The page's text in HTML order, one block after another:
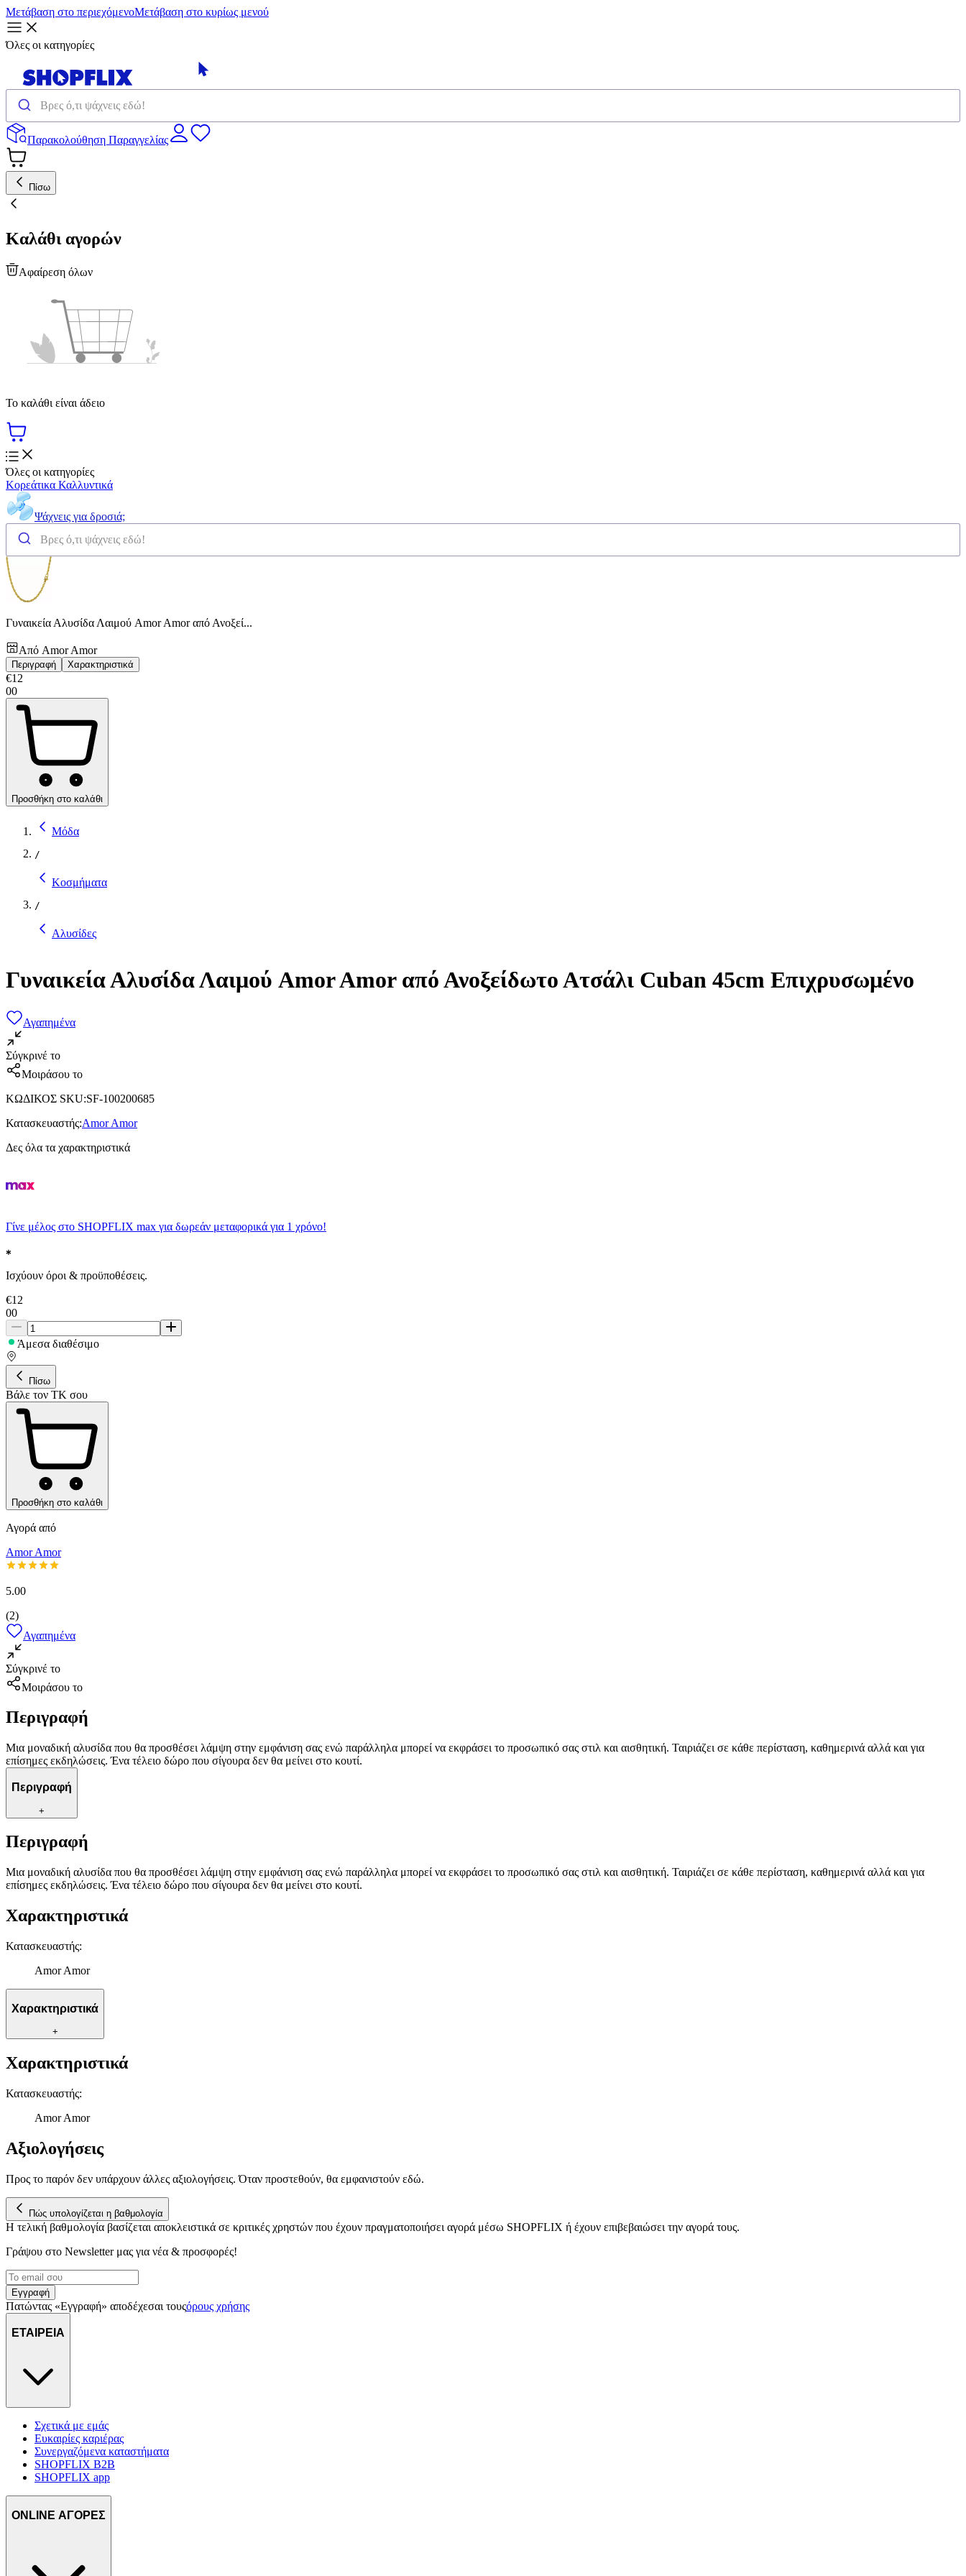
Μετάβαση στο περιεχόμενοΜετάβαση στο κυρίως μενού
Όλες οι κατηγορίες
Παρακολούθηση Παραγγελίας
Πίσω
Καλάθι αγορών
Αφαίρεση όλων
Το καλάθι είναι άδειο
Όλες οι κατηγορίες
Κορεάτικα Καλλυντικά
Ψάχνεις για δροσιά;
Γυναικεία Αλυσίδα Λαιμού Amor Amor από Ανοξεί...
Από Amor Amor
Περιγραφή Χαρακτηριστικά
€12
00
Προσθήκη στο καλάθι
Μόδα
/
Κοσμήματα
/
Αλυσίδες
Γυναικεία Αλυσίδα Λαιμού Amor Amor από Ανοξείδωτο Ατσάλι Cuban 45cm Επιχρυσωμένο
Αγαπημένα
Σύγκρινέ το
Μοιράσου το
ΚΩΔΙΚΟΣ SKU:SF-100200685
Κατασκευαστής:Amor Amor
Δες όλα τα χαρακτηριστικά
Γίνε μέλος στο SHOPFLIX max για δωρεάν μεταφορικά για 1 χρόνο!
Ισχύουν όροι & προϋποθέσεις.
€12
00
Άμεσα διαθέσιμο
Πίσω
Βάλε τον ΤΚ σου
Προσθήκη στο καλάθι
Αγορά από
Amor Amor
5.00
(2)
Αγαπημένα
Σύγκρινέ το
Μοιράσου το
Περιγραφή
Μια μοναδική αλυσίδα που θα προσθέσει λάμψη στην εμφάνιση σας ενώ παράλληλα μπορεί να εκφράσει το προσωπικό σας στιλ και αισθητική. Ταιριάζει σε κάθε περίσταση, καθημερινά αλλά και για
επίσημες εκδηλώσεις. Ένα τέλειο δώρο που σίγουρα δεν θα μείνει στο κουτί.
Περιγραφή
+
Περιγραφή
Μια μοναδική αλυσίδα που θα προσθέσει λάμψη στην εμφάνιση σας ενώ παράλληλα μπορεί να εκφράσει το προσωπικό σας στιλ και αισθητική. Ταιριάζει σε κάθε περίσταση, καθημερινά αλλά και για
επίσημες εκδηλώσεις. Ένα τέλειο δώρο που σίγουρα δεν θα μείνει στο κουτί.
Χαρακτηριστικά
Κατασκευαστής:
Amor Amor
Χαρακτηριστικά
+
Χαρακτηριστικά
Κατασκευαστής:
Amor Amor
Αξιολογήσεις
Προς το παρόν δεν υπάρχουν άλλες αξιολογήσεις. Όταν προστεθούν, θα εμφανιστούν εδώ.
Πώς υπολογίζεται η βαθμολογία
Η τελική βαθμολογία βασίζεται αποκλειστικά σε κριτικές χρηστών που έχουν πραγματοποιήσει αγορά μέσω SHOPFLIX ή έχουν επιβεβαιώσει την αγορά τους.
Γράψου στο Νewsletter μας για νέα & προσφορές!
Εγγραφή
Πατώντας «Εγγραφή» αποδέχεσαι τουςόρους χρήσης
ΕΤΑΙΡΕΙΑ
Σχετικά με εμάς
Ευκαιρίες καριέρας
Συνεργαζόμενα καταστήματα
SHOPFLIX B2B
SHOPFLIX app
ONLINE ΑΓΟΡΕΣ